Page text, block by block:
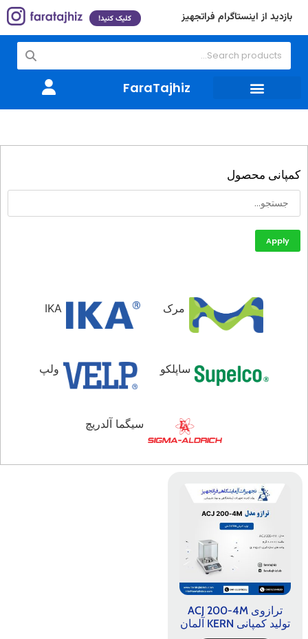
بازدید از اینستاگرام فراتجهیز کلیک کنید!
FaraTajhiz
کمپانی محصول
Apply
مرک IKA
ساپلکو ولپ
سیگما آلدریچ
ترازوی ACJ 200-4M
تولید کمپانی KERN آلمان